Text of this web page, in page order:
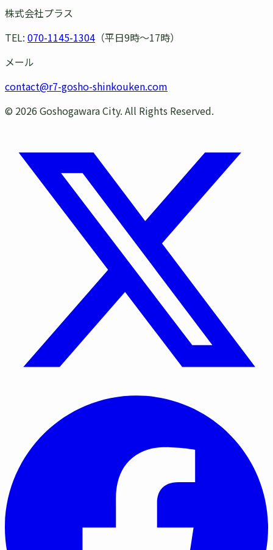
株式会社プラス
TEL: 070-1145-1304 （平日9時〜17時）
メール
contact@r7-gosho-shinkouken.com
© 2026 Goshogawara City. All Rights Reserved.